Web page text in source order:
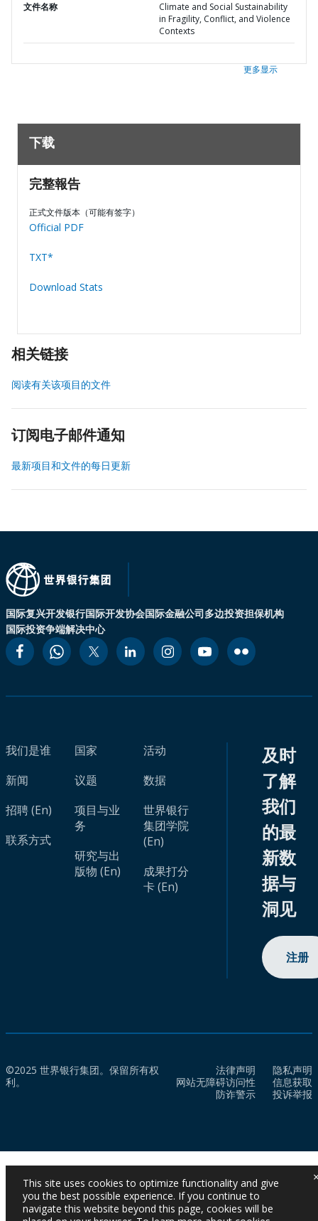
文件名称
Climate and Social Sustainability
in Fragility, Conflict, and Violence
Contexts
更多显示
下载
完整報告
正式文件版本（可能有签字）
Official PDF
TXT*
Download Stats
相关链接
阅读有关该项目的文件
订阅电子邮件通知
最新项目和文件的每日更新
国际复兴开发银行国际开发协会国际金融公司多边投资担保机构
国际投资争端解决中心
我们是谁
新闻
招聘 (En)
联系方式
国家
议题
项目与业
务
研究与出
版物 (En)
活动
数据
世界银行
集团学院
(En)
成果打分
卡 (En)
及时
了解
我们
的最
新数
据与
洞见
注册
©2025 世界银行集团。保留所有权
利。
法律声明
隐私声明
网站无障碍访问性
信息获取
防诈警示
投诉举报
This site uses cookies to optimize functionality and give
you the best possible experience. If you continue to
navigate this website beyond this page, cookies will be